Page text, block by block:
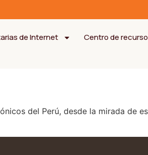
de Internet Centro de
del Perú, desde la mirada de